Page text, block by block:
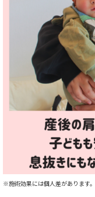
※施術効果には個人差があります。